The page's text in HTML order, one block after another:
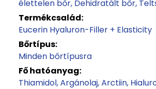
élettelen bőr Dehidratált bőr
Termékcsalád:
Eucerin Hyaluron-Filler + Elasticity
Bőrtípus:
Minden bőrtípusra
Fő hatóanyag:
Thiamidol Argánolaj Arctiin